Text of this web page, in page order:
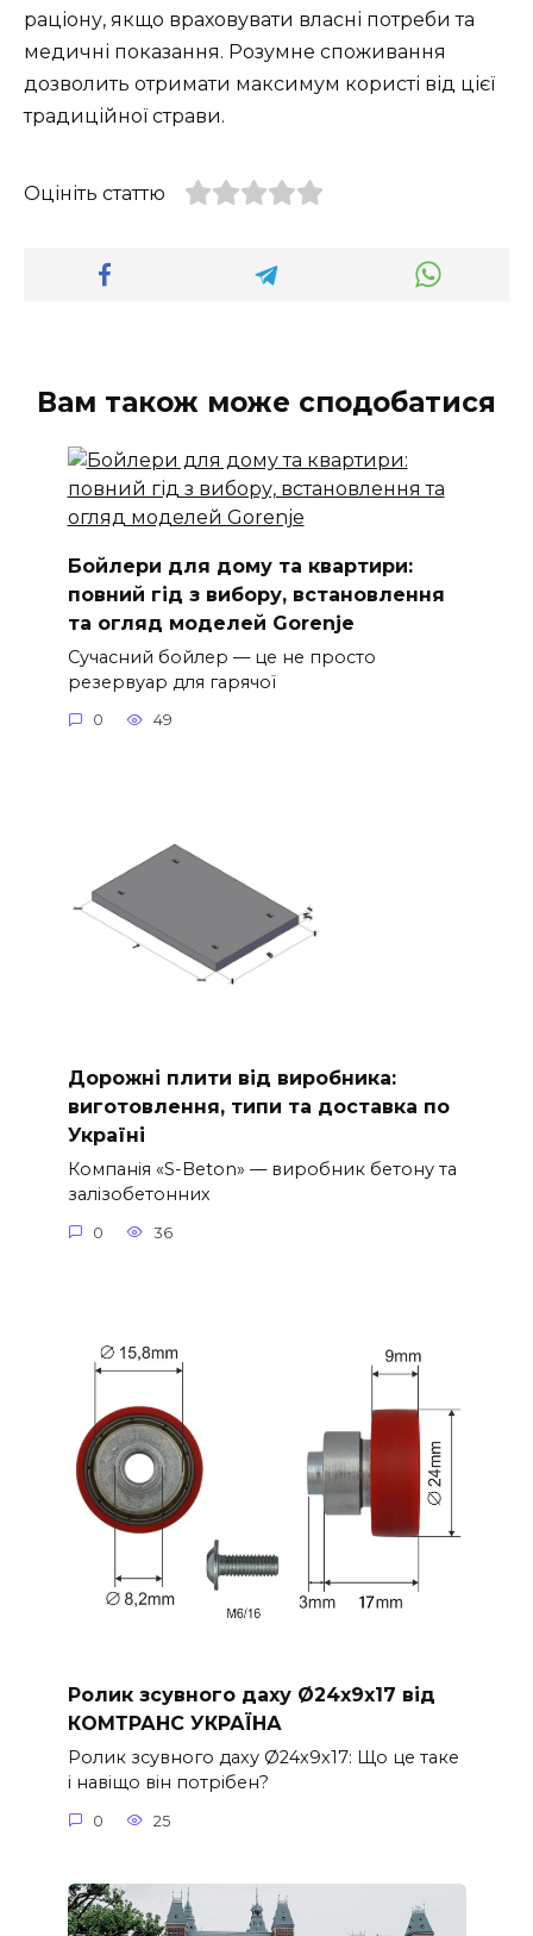
раціону, якщо враховувати власні потреби та
медичні показання. Розумне споживання
дозволить отримати максимум користі від цієї
традиційної страви.
Оцініть статтю
Вам також може сподобатися
Бойлери для дому та квартири:
повний гід з вибору, встановлення
та огляд моделей Gorenje
Сучасний бойлер — це не просто
резервуар для гарячої
0 49
Дорожні плити від виробника:
виготовлення, типи та доставка по
Україні
Компанія «S-Beton» — виробник бетону та
залізобетонних
0 36
Ролик зсувного даху Ø24x9x17 від
КОМТРАНС УКРАЇНА
Ролик зсувного даху Ø24x9x17: Що це таке
і навіщо він потрібен?
0 25